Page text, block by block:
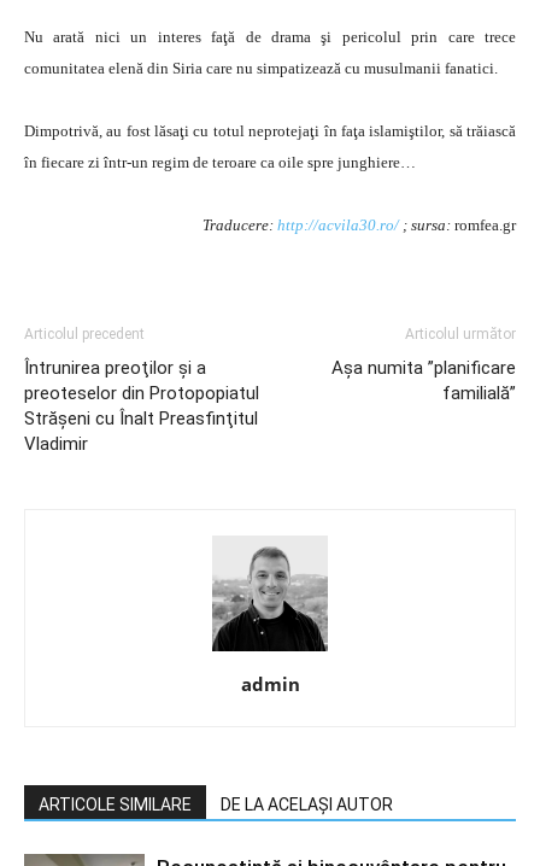
Nu arată nici un interes faţă de drama şi pericolul prin care trece
comunitatea elenă din Siria care nu simpatizează cu musulmanii fanatici.
Dimpotrivă, au fost lăsaţi cu totul neprotejaţi în faţa islamiştilor, să trăiască
în fiecare zi într-un regim de teroare ca oile spre junghiere…
Traducere: http://acvila30.ro/ ; sursa: romfea.gr
Articolul precedent
Întrunirea preoţilor şi a
preoteselor din Protopopiatul
Străşeni cu Înalt Preasfinţitul
Vladimir
Articolul următor
Așa numita ”planificare
familială”
admin
ARTICOLE SIMILARE DE LA ACELAȘI AUTOR